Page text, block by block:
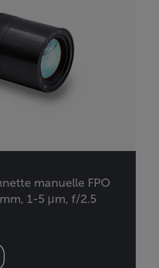
manuelle FPO
1-5 μm, f/2.5